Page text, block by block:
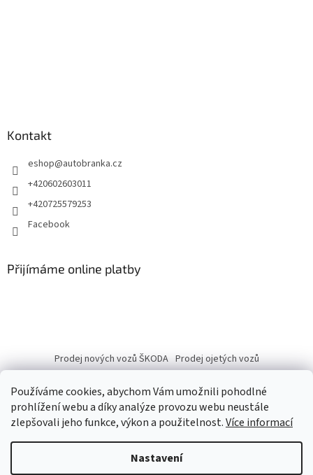
Používáme cookies, abychom Vám umožnili pohodlné
prohlížení webu a díky analýze provozu webu neustále
zlepšovali jeho funkce, výkon a použitelnost.Více informací
Nastavení
Kontakt
eshop@autobranka.cz
+420602603011
+420725579253
Facebook
Přijímáme online platby
Prodej nových vozů ŠKODA Prodej ojetých vozů